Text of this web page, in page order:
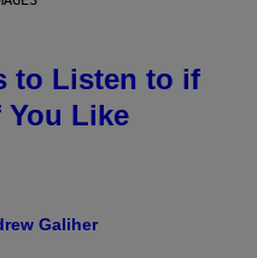
to Listen to if
You Like
Galiher